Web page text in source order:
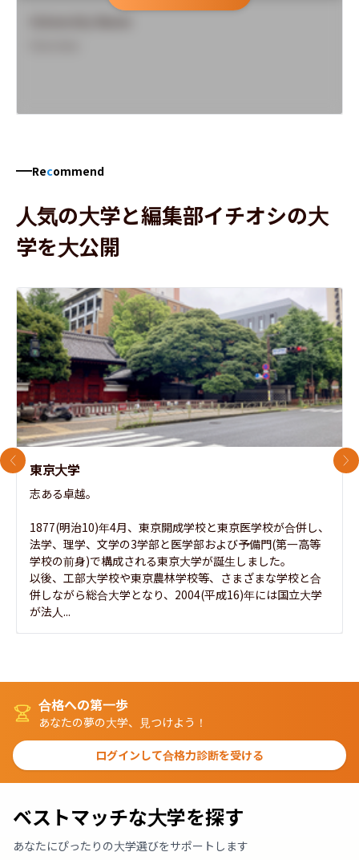
Recommend
人気の大学と編集部イチオシの大
学を大公開
東京大学
志ある卓越。
1877(明治10)年4月、東京開成学校と東京医学校が合併し、
法学、理学、文学の3学部と医学部および予備門(第一高等
学校の前身)で構成される東京大学が誕生しました。
以後、工部大学校や東京農林学校等、さまざまな学校と合
併しながら総合大学となり、2004(平成16)年には国立大学
が法人...
前のスライド 次
合格への第一歩
あなたの夢の大学、見つけよう！
ログインして合格力診断を受ける
ベストマッチな大学を探す
あなたにぴったりの大学選びをサポートします